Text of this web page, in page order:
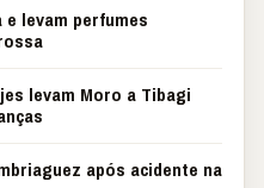
levam perfumes
levam Moro a Tibagi
após acidente na